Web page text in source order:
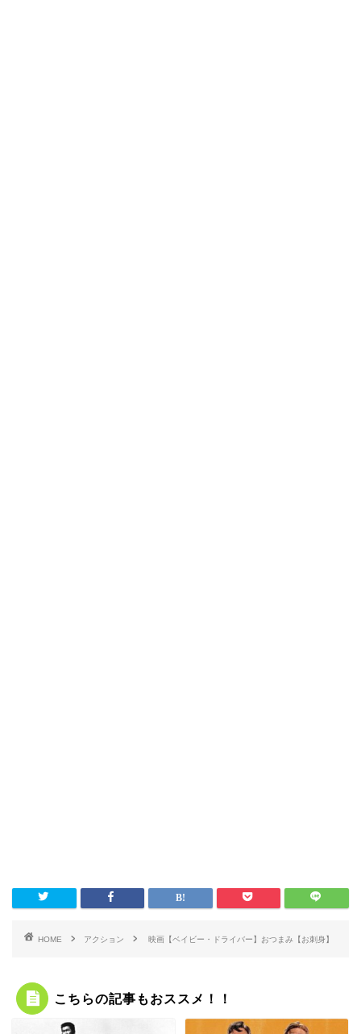
HOME アクション 映画【ベイビー・ドライバー】おつまみ【お刺身】
こちらの記事もおススメ！！